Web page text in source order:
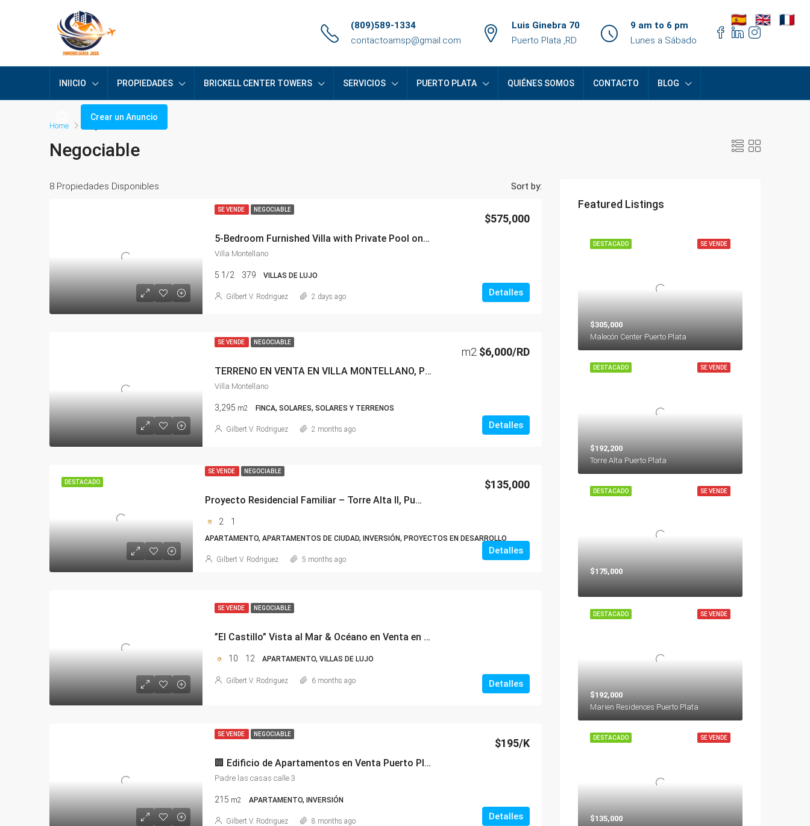
(809)589-1334
contactoamsp@gmail.com
Luis Ginebra 70
Puerto Plata ,RD
9 am to 6 pm
Lunes a Sábado
INIICIO PROPIEDADES BRICKELL CENTER TOWERS SERVICIOS PUERTO PLATA QUIÉNES SOMOS CONTACTO BLOG
Crear un Anuncio
Home
Negociable
8 Propiedades Disponibles Sort by:
SE VENDE NEGOCIABLE
5-Bedroom Furnished Villa with Private Pool on Two Lots in Puerto Plata
$575,000
Villa Montellano
5 1/2 379 VILLAS DE LUJO
Detalles
Gilbert V. Rodriguez 2 days ago
SE VENDE NEGOCIABLE
TERRENO EN VENTA EN VILLA MONTELLANO, PUERTO PLATA
m2 $6,000/RD
Villa Montellano
3,295 m2 FINCA, SOLARES, SOLARES Y TERRENOS
Detalles
Gilbert V. Rodriguez 2 months ago
DESTACADO
SE VENDE NEGOCIABLE
Proyecto Residencial Familiar – Torre Alta II, Puerto Plata
$135,000
2 1
APARTAMENTO, APARTAMENTOS DE CIUDAD, INVERSIÓN, PROYECTOS EN DESARROLLO
Detalles
Gilbert V. Rodriguez 5 months ago
SE VENDE NEGOCIABLE
”El Castillo” Vista al Mar & Océano en Venta en Ocean Village Sosúa – Edificio con 6 Apartamentos para Inversión.
10 12 APARTAMENTO, VILLAS DE LUJO
Detalles
Gilbert V. Rodriguez 6 months ago
SE VENDE NEGOCIABLE
🏢 Edificio de Apartamentos en Venta Puerto Plata
$195/K
Padre las casas calle 3
215 m2 APARTAMENTO, INVERSIÓN
Detalles
Gilbert V. Rodriguez 8 months ago
Featured Listings
SE VENDE
DESTACADO
$305,000
Malecón Center Puerto Plata
SE VENDE
DESTACADO
$192,200
Torre Alta Puerto Plata
SE VENDE
DESTACADO
$175,000
SE VENDE
DESTACADO
$192,000
Marien Residences Puerto Plata
SE VENDE
DESTACADO
$135,000